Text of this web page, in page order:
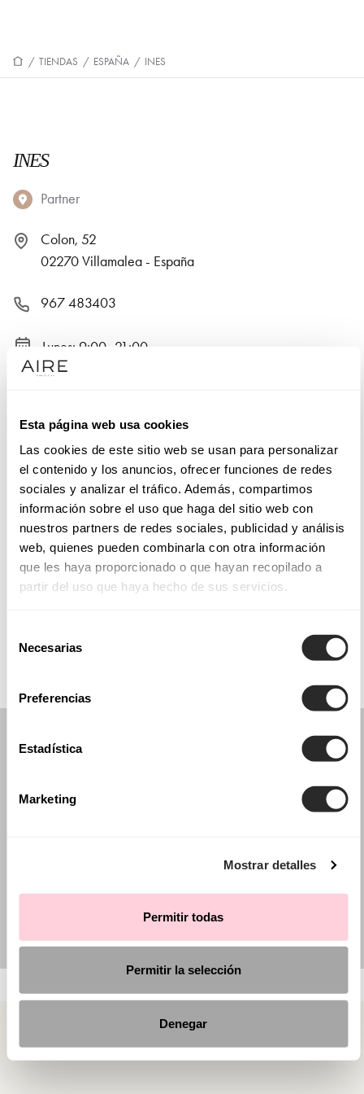
Esta página web usa cookies
Las cookies de este sitio web se usan para personalizar
el contenido y los anuncios, ofrecer funciones de redes
sociales y analizar el tráfico. Además, compartimos
información sobre el uso que haga del sitio web con
nuestros partners de redes sociales, publicidad y análisis
web, quienes pueden combinarla con otra información
que les haya proporcionado o que hayan recopilado a
partir del uso que haya hecho de sus servicios.
Necesarias
Preferencias
Estadística
Marketing
Mostrar detalles
Permitir todas
Permitir la selección
Denegar
/ TIENDAS / ESPAÑA / INES
INES
Partner
Colon, 52
02270 Villamalea - España
967 483403
Lunes: 9:00–21:00
Martes: 9:00–21:00
Viernes: 9:00–21:00
Sábado: 9:00–21:00
Domingo: Cerrado
PIDE TU CITA
COLECCIONES